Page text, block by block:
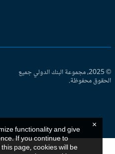
© 2025، مجموعة البنك الدولي جميع
محفوظة.
functionality and give
If you continue to
this page, cookies will be